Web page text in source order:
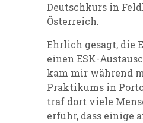
Deutschkurs in
Österreich.
Ehrlich gesagt, die
einen ESK-
kam mir während
Praktikums in
traf dort viele
erfuhr, dass einige